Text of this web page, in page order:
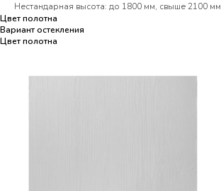
Нестандарная высота: до 1800 мм, свыше 2100 мм
Цвет полотна
Вариант остекления
Цвет полотна